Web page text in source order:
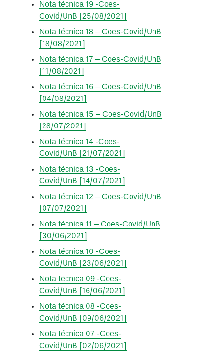
Nota técnica 19 -Coes-
Covid/UnB [25/08/2021]
Nota técnica 18 – Coes-Covid/UnB
[18/08/2021]
Nota técnica 17 – Coes-Covid/UnB
[11/08/2021]
Nota técnica 16 – Coes-Covid/UnB
[04/08/2021]
Nota técnica 15 – Coes-Covid/UnB
[28/07/2021]
Nota técnica 14 -Coes-
Covid/UnB [21/07/2021]
Nota técnica 13 -Coes-
Covid/UnB [14/07/2021]
Nota técnica 12 – Coes-Covid/UnB
[07/07/2021]
Nota técnica 11 – Coes-Covid/UnB
[30/06/2021]
Nota técnica 10 -Coes-
Covid/UnB [23/06/2021]
Nota técnica 09 -Coes-
Covid/UnB [16/06/2021]
Nota técnica 08 -Coes-
Covid/UnB [09/06/2021]
Nota técnica 07 -Coes-
Covid/UnB [02/06/2021]